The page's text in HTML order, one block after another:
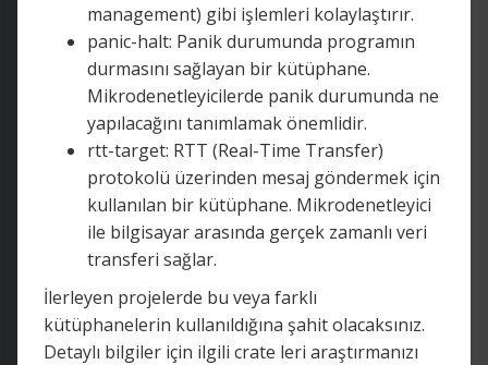
management) gibi işlemleri kolaylaştırır.
panic-halt: Panik durumunda programın
durmasını sağlayan bir kütüphane.
Mikrodenetleyicilerde panik durumunda ne
yapılacağını tanımlamak önemlidir.
rtt-target: RTT (Real-Time Transfer)
protokolü üzerinden mesaj göndermek için
kullanılan bir kütüphane. Mikrodenetleyici
ile bilgisayar arasında gerçek zamanlı veri
transferi sağlar.
İlerleyen projelerde bu veya farklı
kütüphanelerin kullanıldığına şahit olacaksınız.
Detaylı bilgiler için ilgili crate leri araştırmanızı